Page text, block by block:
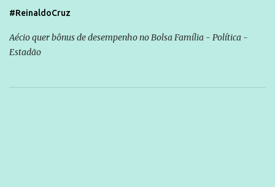
#ReinaldoCruz
Aécio quer bônus de desempenho no Bolsa Família - Política -
Estadão